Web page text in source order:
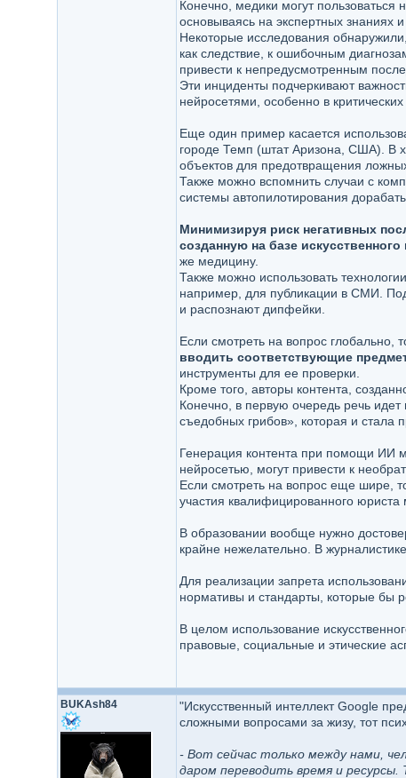
Конечно, медики могут
основываясь на экспертных знаниях
Некоторые исследования
как следствие, к ошибочным
привести к непредусмотренным
Эти инциденты подчеркивают
нейросетями, особенно в
Еще один пример касается
городе Темп (штат Аризона, США). В
объектов для предотвращения
Также можно вспомнить случаи с
системы автопилотирования
Минимизируя риск негативных
созданную на базе искусственного
же медицину.
Также можно использовать
например, для публикации в СМИ.
и распознают дипфейки.
Если смотреть на вопрос глобально,
вводить соответствующие
инструменты для ее проверки.
Кроме того, авторы контента,
Конечно, в первую очередь речь
съедобных грибов», которая и стала
Генерация контента при помощи ИИ
нейросетью, могут привести к
Если смотреть на вопрос еще шире,
участия квалифицированного юриста
В образовании вообще нужно
крайне нежелательно. В
Для реализации запрета
нормативы и стандарты, которые бы
В целом использование
правовые, социальные и этические
BUKAsh84
"Искусственный интеллект Google
сложными вопросами за жизу, тот
- Вот сейчас только между нами,
даром переводить время и